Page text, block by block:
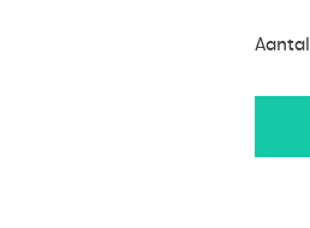
Aantal